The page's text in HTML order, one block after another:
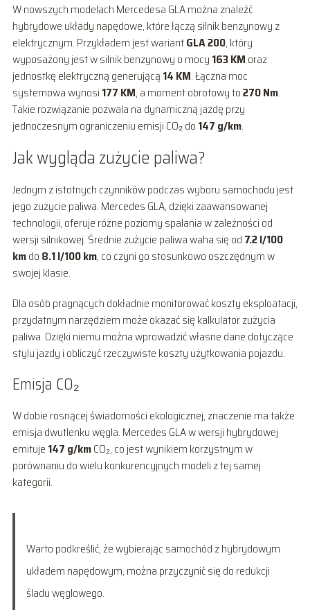
W nowszych modelach Mercedesa GLA można znaleźć
hybrydowe układy napędowe, które łączą silnik benzynowy z
elektrycznym. Przykładem jest wariantGLA 200, który
wyposażony jest w silnik benzynowy o mocy 163 KM oraz
jednostkę elektryczną generującą 14 KM. Łączna moc
systemowa wynosi 177 KM, a moment obrotowy to270 Nm.
Takie rozwiązanie pozwala na dynamiczną jazdę przy
jednoczesnym ograniczeniu emisji CO₂ do 147 g/km.
Jak wygląda zużycie paliwa?
Jednym z istotnych czynników podczas wyboru samochodu jest
jego zużycie paliwa. Mercedes GLA, dzięki zaawansowanej
technologii, oferuje różne poziomy spalania w zależności od
wersji silnikowej. Średnie zużycie paliwa waha się od 7.2 l/100
kmdo 8.1 l/100 km, co czyni go stosunkowo oszczędnym w
swojej klasie.
Dla osób pragnących dokładnie monitorować koszty eksploatacji,
przydatnym narzędziem może okazać się kalkulator zużycia
paliwa. Dzięki niemu można wprowadzić własne dane dotyczące
stylu jazdy i obliczyć rzeczywiste koszty użytkowania pojazdu.
Emisja CO₂
W dobie rosnącej świadomości ekologicznej, znaczenie ma także
emisja dwutlenku węgla. Mercedes GLA w wersji hybrydowej
emituje 147 g/kmCO₂, co jest wynikiem korzystnym w
porównaniu do wielu konkurencyjnych modeli z tej samej
kategorii.
Warto podkreślić, że wybierając samochód z hybrydowym
układem napędowym, można przyczynić się do redukcji
śladu węglowego.